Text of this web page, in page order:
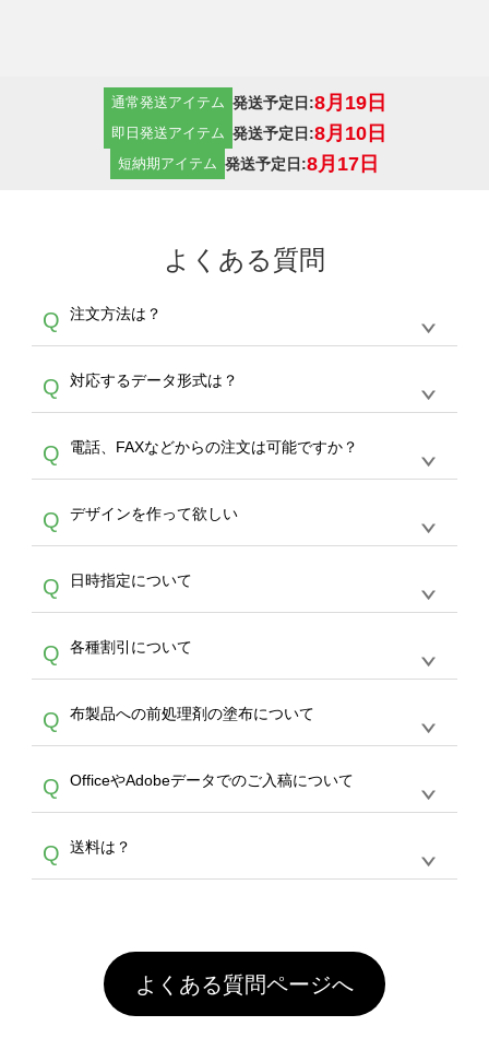
通常発送アイテム 発送予定日:8月19日
即日発送アイテム 発送予定日:8月10日
短納期アイテム 発送予定日:8月17日
よくある質問
Q 注文方法は？
A
生産にて承っております。デザインツールから
デザインの作成から決済まで完了できます。
30枚以上やシルク印刷など、大口注文の場合
は、サポートが担当するエコバッグコンシェル
やタンブラーコンシェルをご利用ください。製
作する数量が多ければ多いほど、オンデマンド
サービスよりも低価格で製作することが可能で
す。
Q 対応するデータ形式は？
A
ドできるデータ形式は、JPG / PNG / AI / PSD /
PDF 形式になります。データの最大サイズ
写真などもアップロード可能です。使用できな
い画像はエラーになります。（※ Illustratorか
らの直接入稿には対応していません。AIで保存
し、デザインツールからアップロードして下さ
い）
Q 電話、FAXなどからの注文は可能ですか？
A
文のみ受け付けております。30個以上のご製
作をお考えの方は、サポートが担当するエコバ
スをご利用頂ければ、電話やFAX、メールなど
でご注文が可能です。
Q デザインを作って欲しい
A
を作って欲しい。などの場合は、製作数量が
30個以上であれば、サポート担当が、デザイ
バッグコンシェル
サー
ビスをご利用ください。(※ 30個以下の場合
は、デザインツールをご利用ください)
Q 日時指定について
A
ん。発送後18時以降に配送業者・伝票番号を
メールでお知らせいたしますので、直接配送業
者にご連絡いただき調整をお願い致します。
Q 各種割引について
A
カート内で自動的に割引(最大50%)が適用され
ます。 【付与ポイント】購入金額の1％が1ポ
イントとして付与され、次回ご注文時に1ポイ
ント＝1円としてお使いいただけます。ポイン
トは発送完了の翌日に付与され、次回ご注文時
からご利用頂けます。ポイントの有効期限は一
年間です。【会員ランク】過去10カ月のご注
文回数により会員ランク割引(最大5%)が適用
頂いても、ログインがされていなければ、ラン
クにカウントがされません。
Q 布製品への前処理剤の塗布について
A
意点（前処理剤）】カラー生地（Tシャツのホ
ワイト、トートバッグのナチュラル、ホワイト
といって、プリントを定着させるための処理剤
を塗布しており、短納期・低価格で商品をお届
害な性質で、水洗いで落とすことが可能です。
お手数ですが、お客様ご自身にて着用前に落と
していただけますようお願いいたします。※1
通常注文・直送機能でのご注文に関わらず、前
Q OfficeやAdobeデータでのご入稿について
A
ません。いずれのデータも該当デザインのみ画
像(JPEG,PNG,GIF,PDF)に変換、またはAdobe
Q 送料は？
引」などによるお値引きで4,000円未満になる
場合は送料がかかりますので、ご注意くださ
い。
よくある質問ページへ